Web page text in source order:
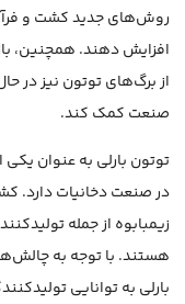
روش‌های جدید کشت و
افزایش دهند. همچنین،
از برگ‌های توتون نیز در
صنعت کمک کند.
توتون بارلی به عنوان
در صنعت دخانیات دارد.
زیمبابوه از جمله
هستند. با توجه به
بارلی به توانایی